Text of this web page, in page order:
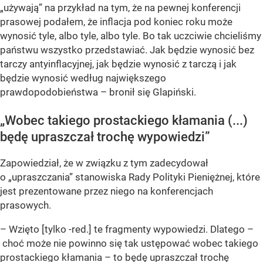
„używają” na przykład na tym, że na pewnej konferencji
prasowej podałem, że inflacja pod koniec roku może
wynosić tyle, albo tyle, albo tyle. Bo tak uczciwie chcieliśmy
państwu wszystko przedstawiać. Jak będzie wynosić bez
tarczy antyinflacyjnej, jak będzie wynosić z tarczą i jak
będzie wynosić według największego
prawdopodobieństwa – bronił się Glapiński.
„Wobec takiego prostackiego kłamania (...)
będę upraszczał trochę wypowiedzi”
Zapowiedział, że w związku z tym zadecydował
o „upraszczania” stanowiska Rady Polityki Pieniężnej, które
jest prezentowane przez niego na konferencjach
prasowych.
– Wzięto [tylko -red.] te fragmenty wypowiedzi. Dlatego –
choć może nie powinno się tak ustępować wobec takiego
prostackiego kłamania – to będę upraszczał trochę